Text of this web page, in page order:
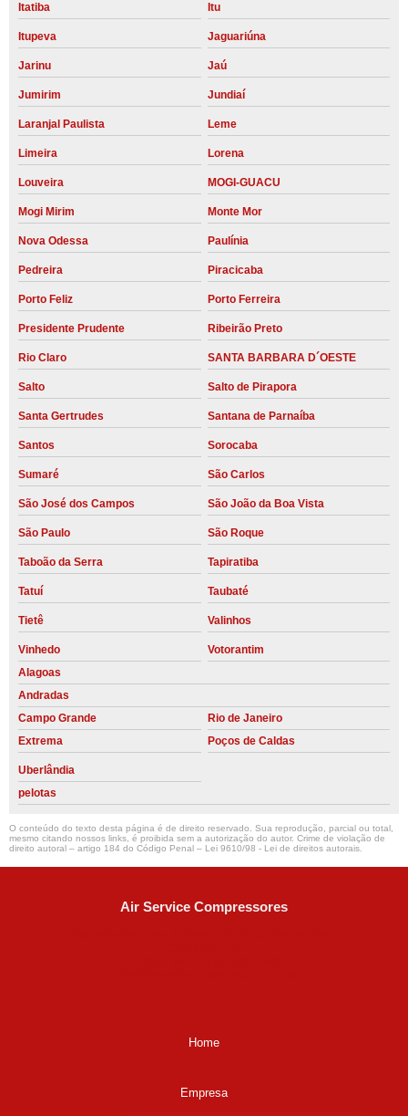
Itatiba Itu
Itupeva Jaguariúna
Jarinu Jaú
Jumirim Jundiaí
Laranjal Paulista Leme
Limeira Lorena
Louveira MOGI-GUACU
Mogi Mirim Monte Mor
Nova Odessa Paulínia
Pedreira Piracicaba
Porto Feliz Porto Ferreira
Presidente Prudente Ribeirão Preto
Rio Claro SANTA BARBARA D´OESTE
Salto Salto de Pirapora
Santa Gertrudes Santana de Parnaíba
Santos Sorocaba
Sumaré São Carlos
São José dos Campos São João da Boa Vista
São Paulo São Roque
Taboão da Serra Tapiratiba
Tatuí Taubaté
Tietê Valinhos
Vinhedo
Votorantim
Alagoas
Andradas
Campo Grande
Rio de Janeiro
Extrema
Poços de Caldas
Uberlândia
pelotas
O conteúdo do texto desta página é de direito reservado. Sua reprodução, parcial ou total,
mesmo citando nossos links, é proibida sem a autorização do autor. Crime de violação de
direito autoral – artigo 184 do Código Penal – Lei 9610/98 - Lei de direitos autorais.
Air Service Compressores
Home
Empresa